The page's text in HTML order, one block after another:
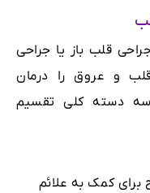
قلب باز یا جراحی
و عروق را درمان
سه دسته کلی تقسیم
برای کمک به علائم